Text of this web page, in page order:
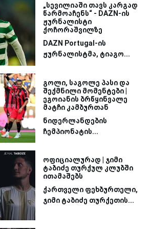
„სევილიაში თავს კარგად
წარმოაჩენს“ - DAZN-ის
ჟურნალისტი
ქოჩორაშვილზე
DAZN Portugal-ის
ჟურნალისტმა, ტიაგო...
გოლი, საგოლე პასი და
შექმნილი მომენტები |
ეგოიანის ბრწყინვალე
მატჩი კამბურთან
ნიდერლანდების
ჩემპიონატის...
ოფიციალურად | ჯიმი
ტაბიძე თურქულ კლუბში
ითამაშებს
ქართველი ფეხბურთელი,
ჯიმი ტაბიძე თურქეთის...